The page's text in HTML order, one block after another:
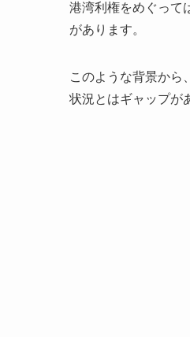
港湾利権をめぐって
があります。
このような背景から
状況とはギャップが